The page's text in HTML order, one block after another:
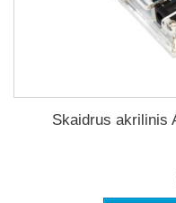
Skaidrus akrilinis